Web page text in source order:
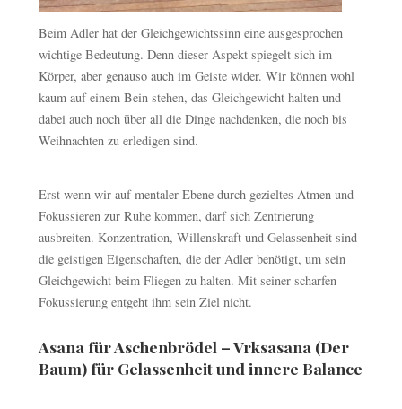
Beim Adler hat der Gleichgewichtssinn eine ausgesprochen
wichtige Bedeutung. Denn dieser Aspekt spiegelt sich im
Körper, aber genauso auch im Geiste wider. Wir können wohl
kaum auf einem Bein stehen, das Gleichgewicht halten und
dabei auch noch über all die Dinge nachdenken, die noch bis
Weihnachten zu erledigen sind.
Erst wenn wir auf mentaler Ebene durch gezieltes Atmen und
Fokussieren zur Ruhe kommen, darf sich Zentrierung
ausbreiten. Konzentration, Willenskraft und Gelassenheit sind
die geistigen Eigenschaften, die der Adler benötigt, um sein
Gleichgewicht beim Fliegen zu halten. Mit seiner scharfen
Fokussierung entgeht ihm sein Ziel nicht.
Asana für Aschenbrödel – Vrksasana (Der
Baum) für Gelassenheit und innere Balance